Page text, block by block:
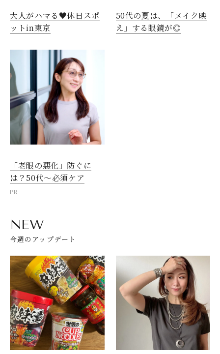
大人がハマる♥休日スポ
ットin東京
50代の夏は、「メイク映
え」する眼鏡が◎
「老眼の悪化」防ぐに
は？50代～必須ケア
PR
NEW
今週のアップデート